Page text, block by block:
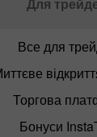
Для
Все для
Торгова
Бонуси